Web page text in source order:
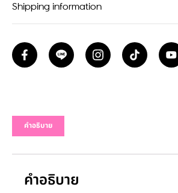
Shipping information
คำอธิบาย
คำอธิบาย